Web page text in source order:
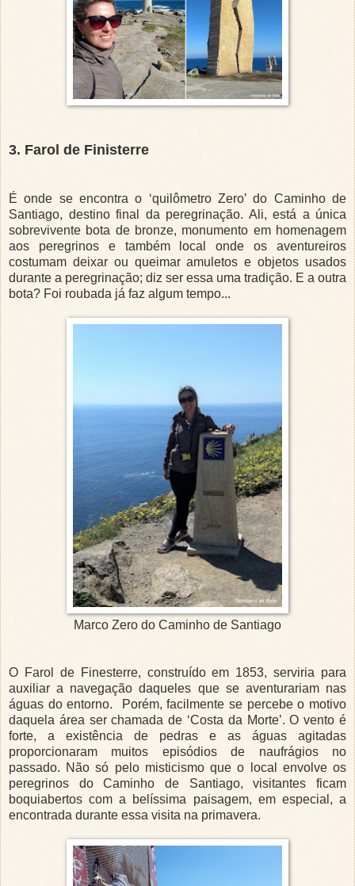
3. Farol de Finisterre
É onde se encontra o ‘quilômetro Zero’ do Caminho de
Santiago, destino final da peregrinação. Ali, está a única
sobrevivente bota de bronze, monumento em homenagem
aos peregrinos e também local onde os aventureiros
costumam deixar ou queimar amuletos e objetos usados
durante a peregrinação; diz ser essa uma tradição. E a outra
bota? Foi roubada já faz algum tempo...
Marco Zero do Caminho de Santiago
O Farol de Finesterre, construído em 1853, serviria para
auxiliar a navegação daqueles que se aventurariam nas
águas do entorno. Porém, facilmente se percebe o motivo
daquela área ser chamada de ‘Costa da Morte’. O vento é
forte, a existência de pedras e as águas agitadas
proporcionaram muitos episódios de naufrágios no
passado. Não só pelo misticismo que o local envolve os
peregrinos do Caminho de Santiago, visitantes ficam
boquiabertos com a belíssima paisagem, em especial, a
encontrada durante essa visita na primavera.